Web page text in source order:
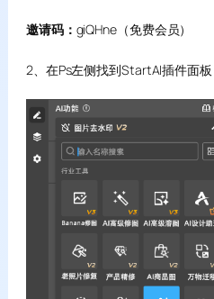
邀请码： giQHne（免费会员）
2、在Ps左侧找到StartAI插件面